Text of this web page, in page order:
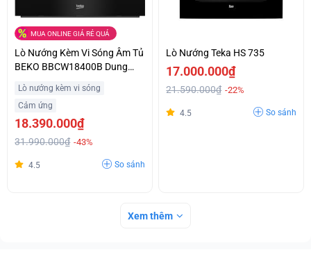
MUA ONLINE GIÁ RẺ QUÁ
Lò Nướng Kèm Vi Sóng Âm Tủ
BEKO BBCW18400B Dung
Lò nướng kèm vi sóng
Cảm ứng
18.390.000₫
31.990.000₫ -43%
4.5 So sánh
Lò Nướng Teka HS 735
17.000.000₫
21.590.000₫ -22%
4.5 So sánh
Xem thêm